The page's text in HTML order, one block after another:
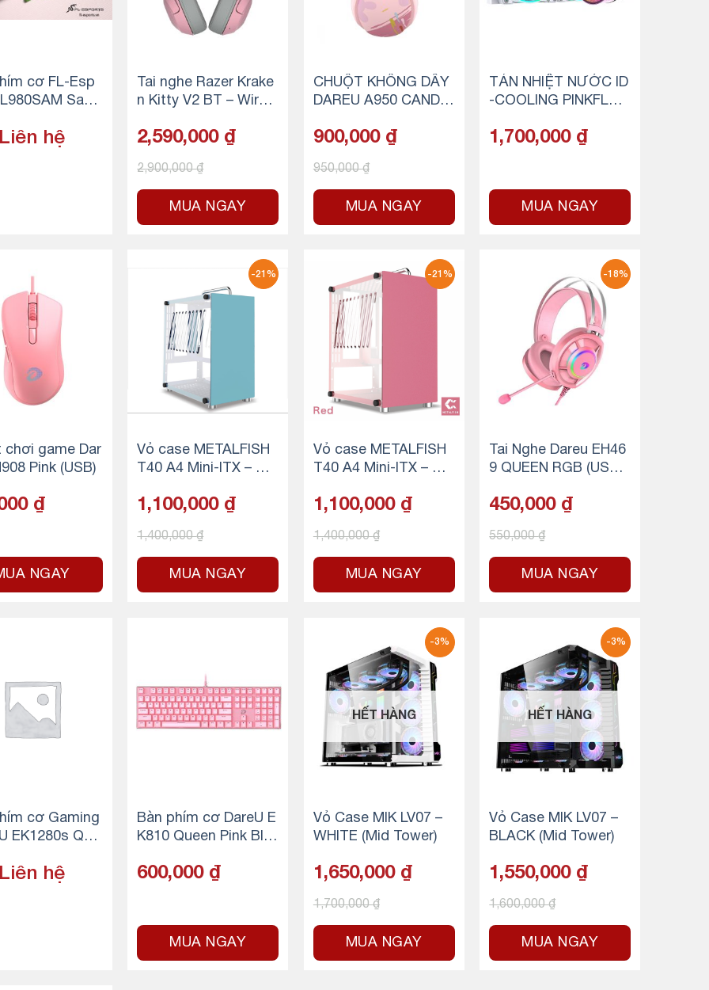
cơ FL-Esp
Sam
Liên hệ
Tai nghe Razer Krake
n Kitty V2 BT – Wirele
Quartz
2,590,000 ₫
2,900,000₫
MUA NGAY
CHUỘT KHÔNG DÂY
DAREU A950 CANDY
oth/ 2.4G)
900,000 ₫
950,000₫
MUA NGAY
TẢN NHIỆT NƯỚC ID
-COOLING PINKFLO
1,700,000 ₫
MUA NGAY
chơi game Dar
Pink (USB)
₫
NGAY
-21%
Vỏ case METALFISH
T40 A4 Mini-ITX – Xa
1,100,000 ₫
1,400,000₫
MUA NGAY
-21%
Vỏ case METALFISH
T40 A4 Mini-ITX – Hồ
1,100,000 ₫
1,400,000₫
MUA NGAY
-18%
Tai Nghe Dareu EH46
9 QUEEN RGB (USB,
450,000 ₫
550,000₫
MUA NGAY
cơ Gaming
EK1280s QUE
Liên hệ
Bàn phím cơ DareU E
K810 Queen Pink Blu
600,000 ₫
MUA NGAY
-3%
HẾT HÀNG
Vỏ Case MIK LV07 –
WHITE (Mid Tower)
1,650,000 ₫
1,700,000₫
MUA NGAY
-3%
HẾT HÀNG
Vỏ Case MIK LV07 –
BLACK (Mid Tower)
1,550,000 ₫
1,600,000₫
MUA NGAY